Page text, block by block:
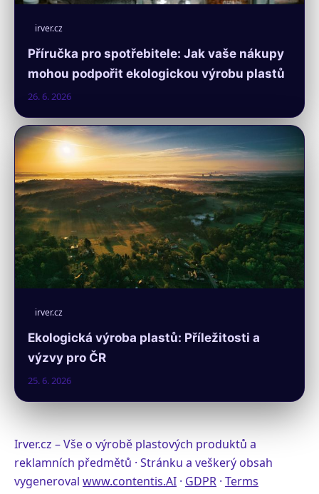
irver.cz
Příručka pro spotřebitele: Jak vaše nákupy
mohou podpořit ekologickou výrobu plastů
26. 6. 2026
irver.cz
Ekologická výroba plastů: Příležitosti a
výzvy pro ČR
25. 6. 2026
Irver.cz – Vše o výrobě plastových produktů a
reklamních předmětů · Stránku a veškerý obsah
vygeneroval www.contentis.AI · GDPR · Terms